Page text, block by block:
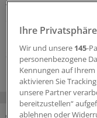
Wundheilung den
G-BA nun den
20.07.2026
Ihre
Wir und unsere 145-
personenbezogene
Kennungen auf
aktivieren Sie
unsere Partner
bereitzustellen“
ablehnen oder